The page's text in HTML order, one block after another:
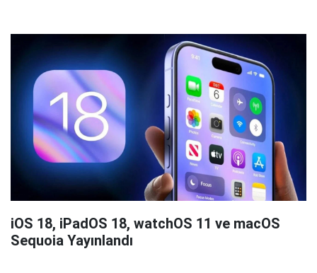
iOS 18, iPadOS 18, watchOS 11 ve macOS
Sequoia Yayınlandı